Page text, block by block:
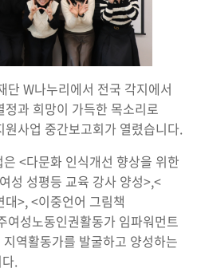
W나누리에서 전국 각지에서
과 희망이 가득한 목소리로
사업 중간보고회가 열렸습니다.
<다문화 인식개선 향상을 위한
성 성평등 교육 강사 양성>,<
>, <이중언어 그림책
여성노동인권활동가 임파워먼트
역활동가를 발굴하고 양성하는
.